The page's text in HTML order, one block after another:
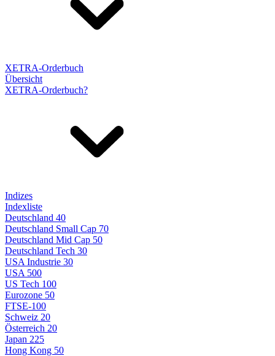
XETRA-Orderbuch
Übersicht
XETRA-Orderbuch?
Indizes
Indexliste
Deutschland 40
Deutschland Small Cap 70
Deutschland Mid Cap 50
Deutschland Tech 30
USA Industrie 30
USA 500
US Tech 100
Eurozone 50
FTSE-100
Schweiz 20
Österreich 20
Japan 225
Hong Kong 50